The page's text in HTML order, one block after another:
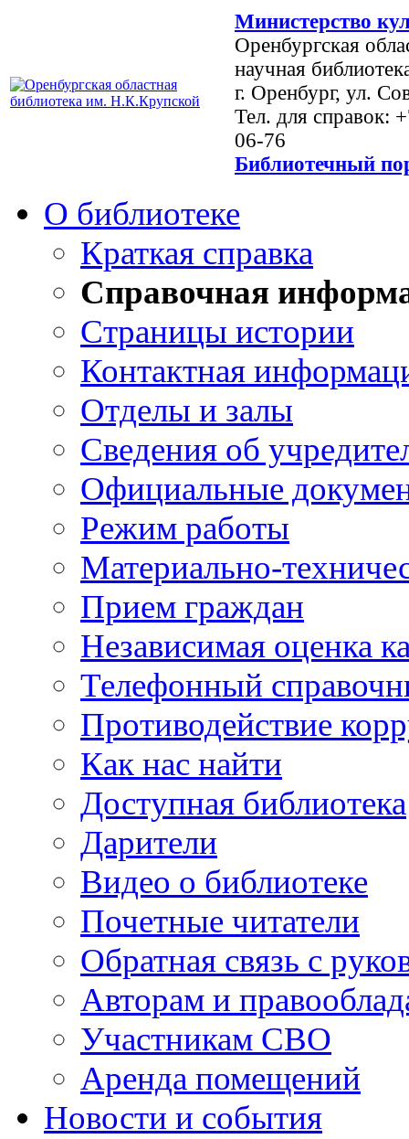
Министерство
Оренбургская
научная
г. Оренбург, ул.
Тел. для справок:
06-76
Библиотечный
О библиотеке
Краткая справка
Справочная
Страницы истории
Контактная
Отделы и залы
Сведения об
Официальные
Режим работы
Материально-
Прием граждан
Независимая оценка
Телефонный
Противодействие
Как нас найти
Доступная библиотека
Дарители
Видео о библиотеке
Почетные читатели
Обратная связь с
Авторам и
Участникам СВО
Аренда помещений
Новости и события